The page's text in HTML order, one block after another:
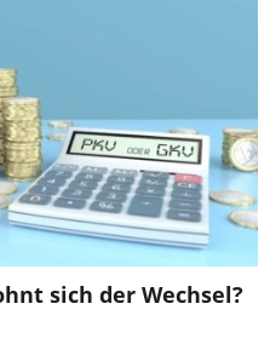
sich der Wechsel?